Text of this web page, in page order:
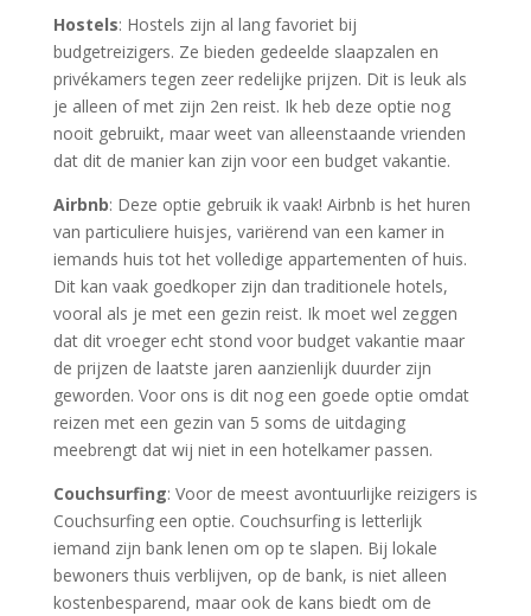
Hostels: Hostels zijn al lang favoriet bij
budgetreizigers. Ze bieden gedeelde slaapzalen en
privékamers tegen zeer redelijke prijzen. Dit is leuk als
je alleen of met zijn 2en reist. Ik heb deze optie nog
nooit gebruikt, maar weet van alleenstaande vrienden
dat dit de manier kan zijn voor een budget vakantie.
Airbnb: Deze optie gebruik ik vaak! Airbnb is het huren
van particuliere huisjes, variërend van een kamer in
iemands huis tot het volledige appartementen of huis.
Dit kan vaak goedkoper zijn dan traditionele hotels,
vooral als je met een gezin reist. Ik moet wel zeggen
dat dit vroeger echt stond voor budget vakantie maar
de prijzen de laatste jaren aanzienlijk duurder zijn
geworden. Voor ons is dit nog een goede optie omdat
reizen met een gezin van 5 soms de uitdaging
meebrengt dat wij niet in een hotelkamer passen.
Couchsurfing: Voor de meest avontuurlijke reizigers is
Couchsurfing een optie. Couchsurfing is letterlijk
iemand zijn bank lenen om op te slapen. Bij lokale
bewoners thuis verblijven, op de bank, is niet alleen
kostenbesparend, maar ook de kans biedt om de